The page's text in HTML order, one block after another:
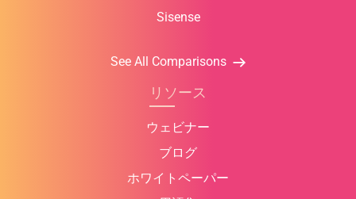
Sisense
See All Comparisons
リソース
ウェビナー
ブログ
ホワイトペーパー